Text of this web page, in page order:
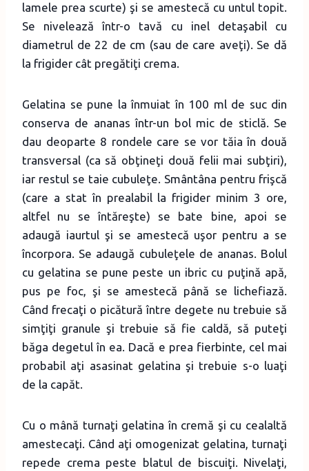
lamele prea scurte) şi se amestecă cu untul topit.
Se nivelează într-o tavă cu inel detaşabil cu
diametrul de 22 de cm (sau de care aveţi). Se dă
la frigider cât pregătiţi crema.
Gelatina se pune la înmuiat în 100 ml de suc din
conserva de ananas într-un bol mic de sticlă. Se
dau deoparte 8 rondele care se vor tăia în două
transversal (ca să obţineţi două felii mai subţiri),
iar restul se taie cubuleţe. Smântâna pentru frişcă
(care a stat în prealabil la frigider minim 3 ore,
altfel nu se întăreşte) se bate bine, apoi se
adaugă iaurtul şi se amestecă uşor pentru a se
încorpora. Se adaugă cubuleţele de ananas. Bolul
cu gelatina se pune peste un ibric cu puţină apă,
pus pe foc, şi se amestecă până se lichefiază.
Când frecaţi o picătură între degete nu trebuie să
simţiţi granule şi trebuie să fie caldă, să puteţi
băga degetul în ea. Dacă e prea fierbinte, cel mai
probabil aţi asasinat gelatina şi trebuie s-o luaţi
de la capăt.
Cu o mână turnaţi gelatina în cremă şi cu cealaltă
amestecaţi. Când aţi omogenizat gelatina, turnaţi
repede crema peste blatul de biscuiţi. Nivelaţi,